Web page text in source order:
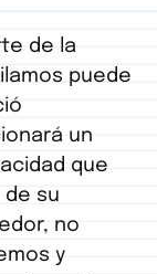
de la
puede
un
que
de su
no
y